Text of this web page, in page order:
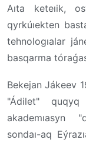
Aıta keteıik,
qyrkúıekten
tehnologıalar
basqarma
Bekejan Jákeev
"Ádilet" quqyq
akademıasyn
sondaı-aq